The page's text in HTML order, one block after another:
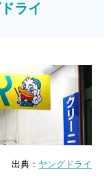
ライ
出典： ヤングドライ